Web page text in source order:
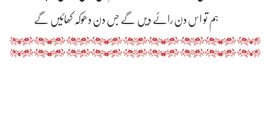
ہم تو اس دن رائے دیں گے جس دن دھوکہ کھائیں گے